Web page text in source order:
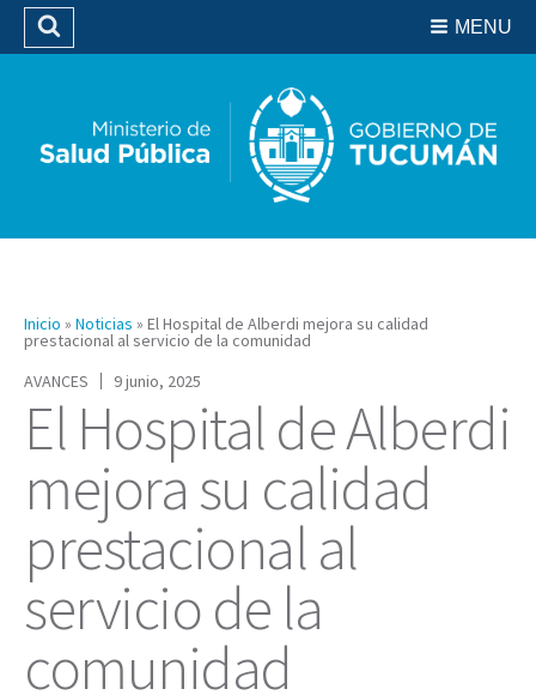
Biblioteca
MENU
Buscar
Inicio » Noticias » El Hospital de Alberdi mejora su calidad
prestacional al servicio de la comunidad
AVANCES
9 junio, 2025
El Hospital de Alberdi
mejora su calidad
prestacional al
servicio de la
comunidad